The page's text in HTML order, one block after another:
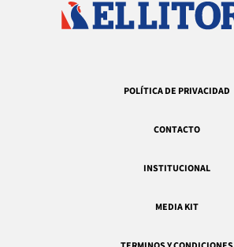
POLÍTICA DE PRIVACIDAD
CONTACTO
INSTITUCIONAL
MEDIA KIT